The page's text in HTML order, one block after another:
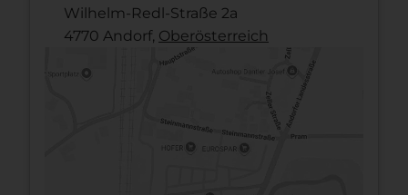
Wilhelm-Redl-Straße 2a
4770 Andorf, Ober­österreich